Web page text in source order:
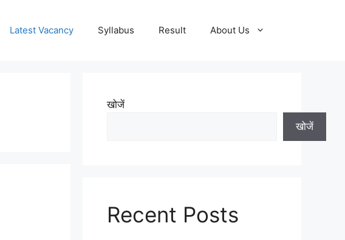
Latest Vacancy Syllabus Result About Us
खोजें
खोजें
Recent Posts